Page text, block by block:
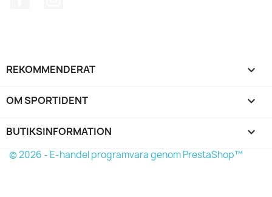
REKOMMENDERAT 
OM SPORTIDENT 
BUTIKSINFORMATION keyboard_arrow_down
© 2026 - E-handel programvara genom PrestaShop™